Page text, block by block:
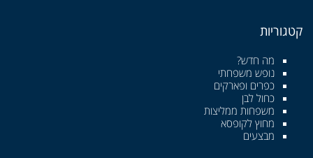
קטגוריות
מה חדש?
נופש משפחתי
כפרים ופארקים
כחול לבן
משפחות ממליצות
מחוץ לקופסא
מבצעים